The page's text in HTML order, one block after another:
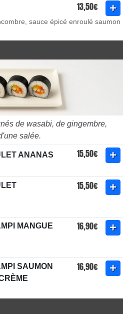
13,50€
sauce épicé enroulé saumon
de wasabi, de gingembre,
salée.
ANANAS 15,50€
15,50€
MANGUE
16,90€
SAUMON
16,90€